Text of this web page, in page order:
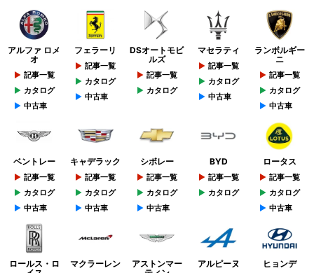
アルファ ロメ
オ
記事一覧
カタログ
中古車
フェラーリ
記事一覧
カタログ
中古車
DSオートモビ
ルズ
記事一覧
カタログ
マセラティ
記事一覧
カタログ
中古車
ランボルギー
ニ
記事一覧
カタログ
中古車
ベントレー
記事一覧
カタログ
中古車
キャデラック
記事一覧
カタログ
中古車
シボレー
記事一覧
カタログ
中古車
BYD
記事一覧
カタログ
ロータス
記事一覧
カタログ
中古車
ロールス・ロ
マクラーレン
アストンマー
アルピーヌ ヒョンデ